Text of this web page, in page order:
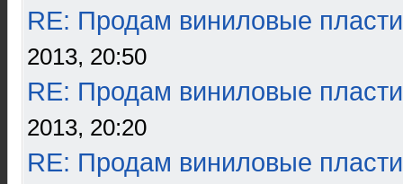
RE: Продам виниловые
2013, 20:50
RE: Продам виниловые
2013, 20:20
RE: Продам виниловые